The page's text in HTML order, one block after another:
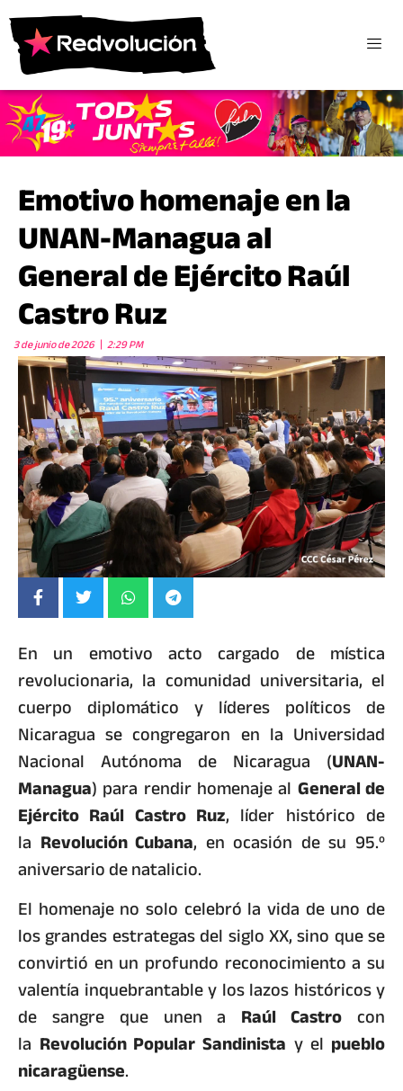
Emotivo homenaje en la
UNAN-Managua al
General de Ejército Raúl
Castro Ruz
3 de junio de 2026 2:29 PM
En un emotivo acto cargado de mística
revolucionaria, la comunidad universitaria, el
cuerpo diplomático y líderes políticos de
Nicaragua se congregaron en la Universidad
Nacional Autónoma de Nicaragua (UNAN-
Managua) para rendir homenaje al General de
Ejército Raúl Castro Ruz, líder histórico de
la Revolución Cubana, en ocasión de su 95.º
aniversario de natalicio.
El homenaje no solo celebró la vida de uno de
los grandes estrategas del siglo XX, sino que se
convirtió en un profundo reconocimiento a su
valentía inquebrantable y los lazos históricos y
de sangre que unen a Raúl Castro con
la Revolución Popular Sandinista y el pueblo
nicaragüense.